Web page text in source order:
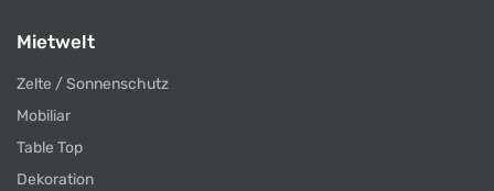
Mietwelt
Zelte / Sonnenschutz
Mobiliar
Table Top
Dekoration